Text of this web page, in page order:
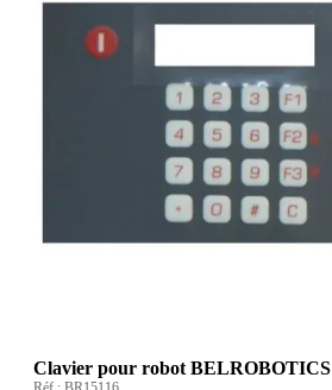
Clavier pour robot BELROBOTICS